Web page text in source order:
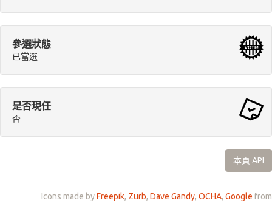
參選狀態
已當選
是否現任
否
本頁 API
Icons made byFreepik, Zurb, Dave Gandy, OCHA, Google from